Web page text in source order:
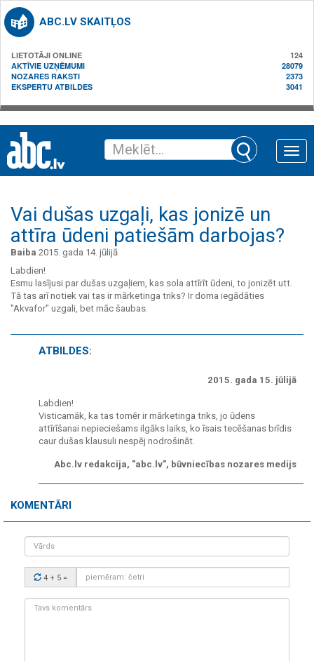
ABC.LV SKAITĻOS
LIETOTĀJI ONLINE
124
AKTĪVIE UZŅĒMUMI
28079
NOZARES RAKSTI
2373
EKSPERTU ATBILDES
3041
Toggle
Vai dušas uzgaļi, kas jonizē un
attīra ūdeni patiešām darbojas?
Baiba 2015. gada 14. jūlijā
Labdien!
Esmu lasījusi par dušas uzgaļiem, kas sola attīrīt ūdeni, to jonizēt utt.
Tā tas arī notiek vai tas ir mārketinga triks? Ir doma iegādāties
"Akvafor" uzgali, bet māc šaubas.
ATBILDES:
2015. gada 15. jūlijā
Labdien!
Visticamāk, ka tas tomēr ir mārketinga triks, jo ūdens
attīrīšanai nepieciešams ilgāks laiks, ko īsais tecēšanas brīdis
caur dušas klausuli nespēj nodrošināt.
Abc.lv redakcija, "abc.lv", būvniecības nozares medijs
KOMENTĀRI
Vārds
Drošības
kods:
4 + 5 =
Tavs